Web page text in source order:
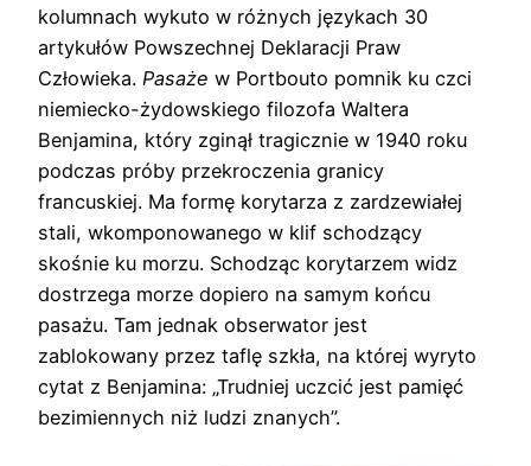
kolumnach wykuto w różnych językach 30
artykułów Powszechnej Deklaracji Praw
Człowieka. Pasaże w Portbouto pomnik ku czci
niemiecko-żydowskiego filozofa Waltera
Benjamina, który zginął tragicznie w 1940 roku
podczas próby przekroczenia granicy
francuskiej. Ma formę korytarza z zardzewiałej
stali, wkomponowanego w klif schodzący
skośnie ku morzu. Schodząc korytarzem widz
dostrzega morze dopiero na samym końcu
pasażu. Tam jednak obserwator jest
zablokowany przez taflę szkła, na której wyryto
cytat z Benjamina: „Trudniej uczcić jest pamięć
bezimiennych niż ludzi znanych”.